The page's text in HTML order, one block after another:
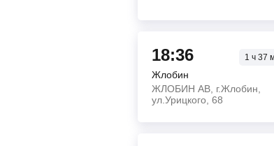
18:36 1 ч37
Жлобин
ЖЛОБИН АВ, г.Жлобин,
ул.Урицкого, 68